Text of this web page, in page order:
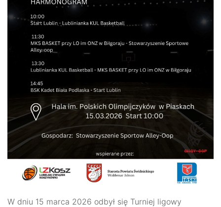
W dniu 15 marca 2026 odbył się Turniej ligowy